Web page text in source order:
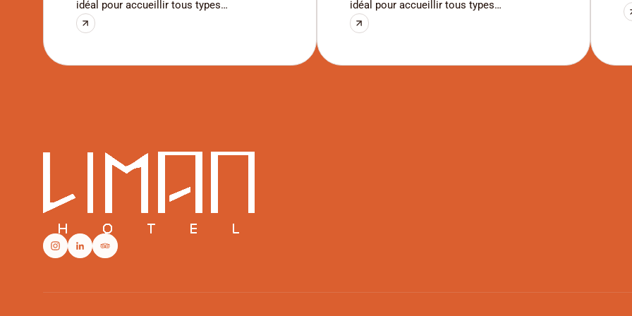
idéal pour accueillir tous types
d’événements: réunions, conférences, mais
idéal pour accueillir tous types
d’événements : réunions, conférences,